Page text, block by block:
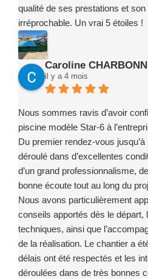
qualité de ses prestations et
irréprochable. Un vrai 5 étoiles !
Caroline
il y a 4 mois
Nous sommes ravis d’avoir
piscine modèle Star-6 à
Du premier rendez-vous
déroulé dans d’excellentes
d’un grand professionnalisme,
bonne écoute tout au long du
Nous avons particulièrement
conseils apportés dès le départ,
techniques, ainsi que
de la réalisation. Le chantier a
délais ont été respectés et les
déroulées dans de très bonnes